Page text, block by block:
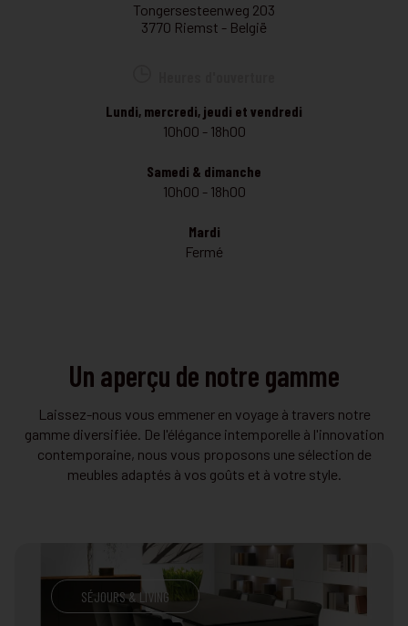
Tongersesteenweg 203
3770 Riemst - België
Lundi, mercredi, jeudi et vendredi
10h00 - 18h00
Samedi & dimanche
10h00 - 18h00
Mardi
Fermé
Un aperçu de notre gamme
Laissez-nous vous emmener en voyage à travers notre
gamme diversifiée. De l'élégance intemporelle à l'innovation
contemporaine, nous vous proposons une sélection de
meubles adaptés à vos goûts et à votre style.
SALON
SÉJOURS & LIVING
SÉJOURS & LIVING
DORMIR
DORMIR
SALON